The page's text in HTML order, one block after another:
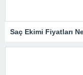
Saç Ekimi Fiyatları